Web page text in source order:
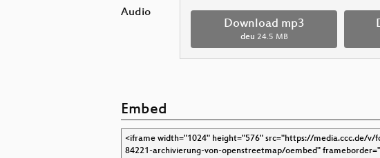
Audio
Download mp3
deu 24.5 MB
Embed